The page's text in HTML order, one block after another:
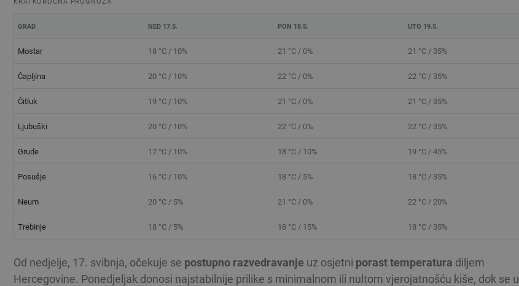
GRAD NED 17.5. PON 18.5. UTO 19.5.
Mostar 18 °C / 10% 21 °C / 0% 21 °C / 35%
Čapljina 20 °C / 10% 22 °C / 0% 22 °C / 35%
Čitluk 19 °C / 10% 21 °C / 0% 21 °C / 35%
Ljubuški 20 °C / 10% 22 °C / 0% 22 °C / 35%
Grude 17 °C / 10% 18 °C / 10% 19 °C / 45%
Posušje 16 °C / 10% 18 °C / 5% 18 °C / 35%
Neum 20 °C / 5% 21 °C / 0% 22 °C / 20%
Trebinje 18 °C / 5% 18 °C / 15% 18 °C / 35%
Od nedjelje, 17. svibnja, očekuje se postupno razvedravanje uz osjetni porast temperatura diljem
Hercegovine. Ponedjeljak donosi najstabilnije prilike s minimalnom ili nultom vjerojatnošću kiše, dok se u